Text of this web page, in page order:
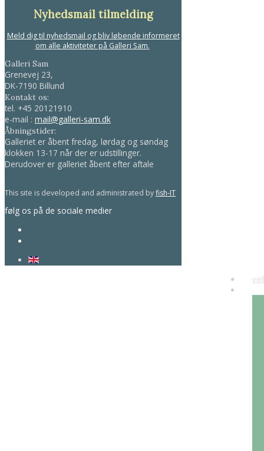
Nyhedsmail tilmelding
Meld dig til nyhedsmail og bliv løbende informeret
om alle aktiviteter på Galleri Sam.
Galleri Sam
Grenevej 23,
DK-7190 Billund
Kontakt os:
tel. +45 20121910
e-mail : mail@galleri-sam.dk
Åbningstider:
Galleriet er åbent fredag, lørdag og søndag
klokken 13-17 når der er udstillinger.
Derudover er galleriet åbent efter aftale
This site is developed and administrated byfish-IT
følg os på de sociale medier